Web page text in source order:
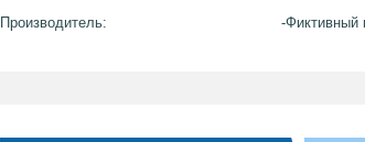
Производитель:
-Фиктивный